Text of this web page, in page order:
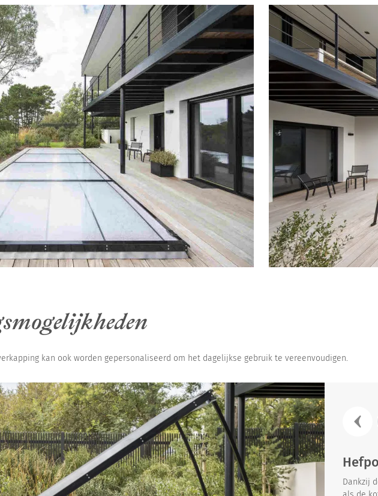
kan ook worden gepersonaliseerd om het dagelijkse gebruik te vereenvoudigen.
Dankzij